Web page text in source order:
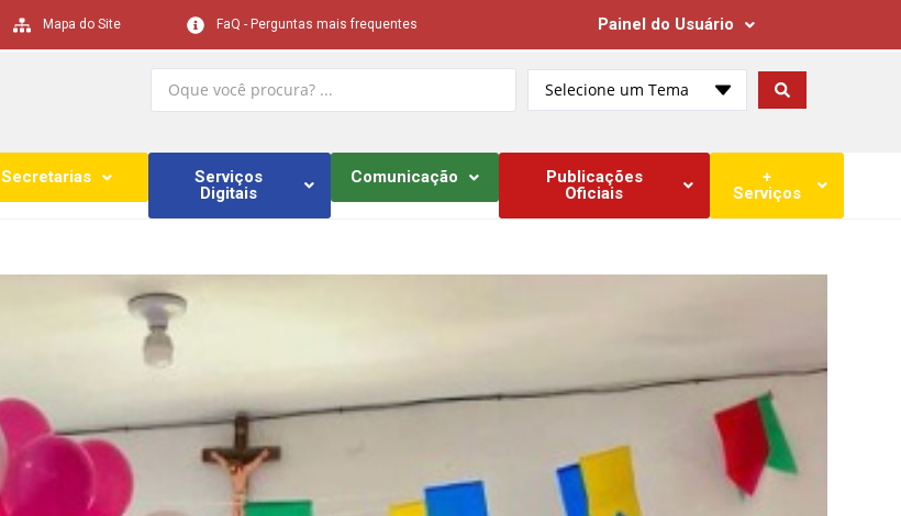
Mapa do Site FaQ - Perguntas mais frequentes Painel do Usuário
Selecione um Tema
Secretarias
Serviços
Digitais
Comunicação
Publicações
Oficiais
+
Serviços